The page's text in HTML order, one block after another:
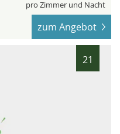
pro Zimmer und Nacht
zum Angebot
21